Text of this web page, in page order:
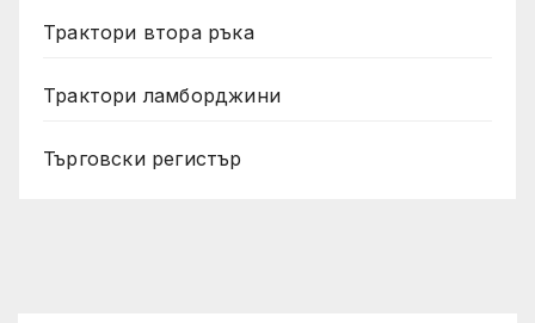
Трактори втора ръка
Трактори ламборджини
Търговски регистър